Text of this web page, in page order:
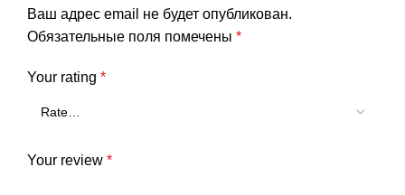
Ваш адрес email не будет опубликован.
Обязательные поля помечены *
Your rating *
Your review *